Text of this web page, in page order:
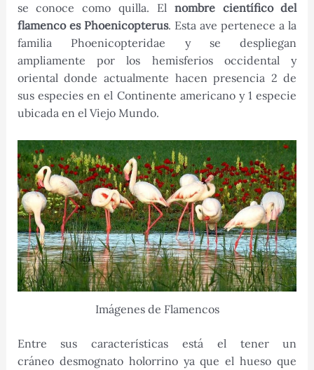
se conoce como quilla. El nombre científico del
flamenco es Phoenicopterus. Esta ave pertenece a la
familia Phoenicopteridae y se despliegan
ampliamente por los hemisferios occidental y
oriental donde actualmente hacen presencia 2 de
sus especies en el Continente americano y 1 especie
ubicada en el Viejo Mundo.
Imágenes de Flamencos
Entre sus características está el tener un
cráneo desmognato holorrino ya que el hueso que